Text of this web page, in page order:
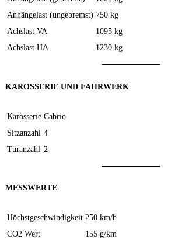
Anhängelast (ungebremst) 750 kg
Achslast VA
1095 kg
Achslast HA
1230 kg
KAROSSERIE UND FAHRWERK
Karosserie Cabrio
Sitzanzahl 4
Türanzahl 2
MESSWERTE
Höchstgeschwindigkeit 250 km/h
CO2 Wert
155 g/km